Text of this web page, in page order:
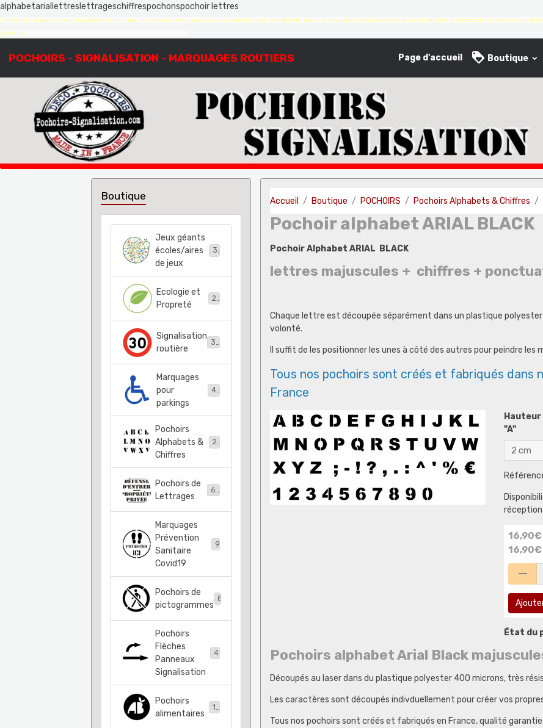
alphabetariallettreslettrageschiffrespochonspochoir lettres
Fabrication de pochoirs pour les professionnels, mairies, entreprises, marquage au sol, pochoirs pour cour d'école, marelle, escargot, serpent, pochoirs de pictogrammes, pochoirs pour caisses de
adhésifs,
POCHOIRS - SIGNALISATION - MARQUAGES ROUTIERS Page d'accueil Boutique
Accueil Boutique POCHOIRS Pochoirs Alphabets & Chiffres
Pochoir alphabet ARIAL BLACK
Pochoir Alphabet ARIAL BLACK
lettres majuscules + chiffres +
Chaque lettre est découpée séparément dans un plastique
volonté.
Il suffit de les positionner les unes à côté des autres pour peindre les
Tous nos pochoirs sont créés et fabriqués dans
France
"A"
16,90€
16,90€
État du
Pochoirs alphabet Arial Black
Découpés au laser dans du plastique polyester 400 microns, très
Les caractères sont découpés indivduellement pour créer vos
Tous nos pochoirs sont créés et fabriqués en France, qualité garantie.
Boutique
Jeux géants
écoles/aires
de jeux
38
Ecologie et
Propreté
21
Signalisation
routière
36
Marquages
pour
parkings
48
Pochoirs
Alphabets &
Chiffres
22
Pochoirs de
Lettrages
68
Marquages
Prévention
Sanitaire
Covid19
Pochoirs de
pictogrammes
83
Pochoirs
Flèches
Panneaux
Signalisation
41
Pochoirs
alimentaires
11